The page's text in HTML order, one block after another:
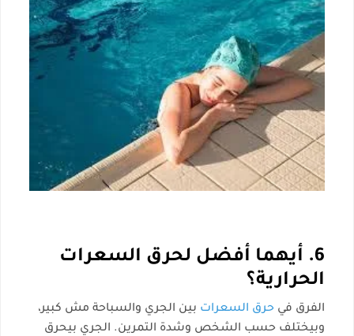
6. أيهما أفضل لحرق السعرات
الحرارية؟
الفرق في حرق السعرات بين الجري والسباحة مش كبير،
وبيختلف حسب الشخص وشدة التمرين. الجري بيحرق